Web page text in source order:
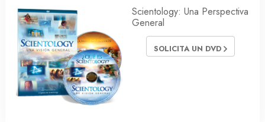
Scientology: Una Perspectiva
General
SOLICITA UN DVD